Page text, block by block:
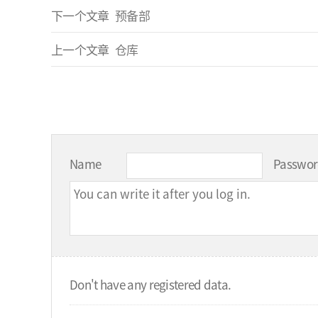
下一个文章 预备部
上一个文章 仓库
Name
Don't have any registered data.